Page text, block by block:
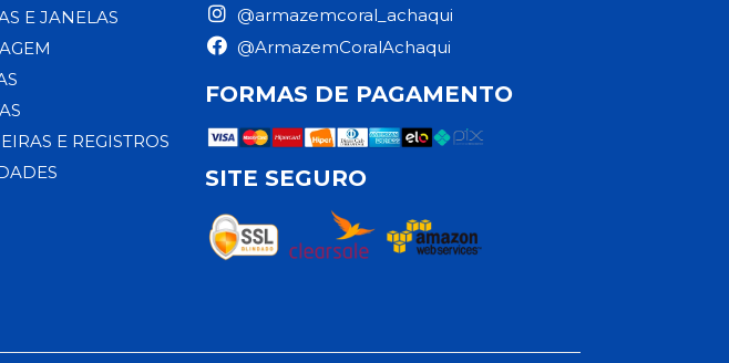
E JANELAS
E REGISTROS
@armazemcoral_achaqui
@ArmazemCoralAchaqui
FORMAS DE PAGAMENTO
SITE SEGURO